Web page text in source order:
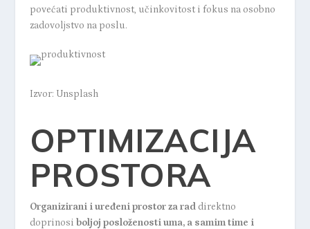
povećati produktivnost, učinkovitost i fokus na osobno
zadovoljstvo na poslu.
Izvor: Unsplash
OPTIMIZACIJA
PROSTORA
Organizirani iuređeni prostor za raddirektno
doprinosi boljoj posloženosti uma, a samim time i